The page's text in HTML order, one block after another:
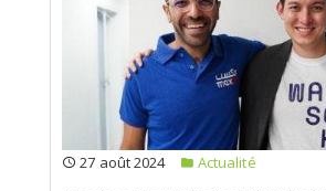
27 août 2024
Actualité